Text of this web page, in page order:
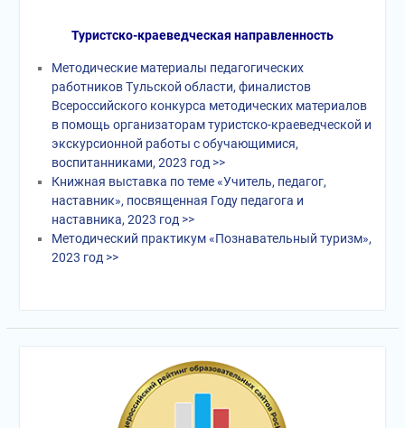
Туристско-краеведческая направленность
Методические материалы педагогических
работников Тульской области, финалистов
Всероссийского конкурса методических материалов
в помощь организаторам туристско-краеведческой и
экскурсионной работы с обучающимися,
воспитанниками, 2023 год >>
Книжная выставка по теме «Учитель, педагог,
наставник», посвященная Году педагога и
наставника, 2023 год >>
Методический практикум «Познавательный туризм»,
2023 год >>